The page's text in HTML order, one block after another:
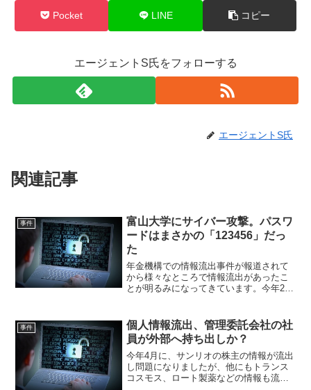
Pocket LINE コピー
エージェントS氏をフォローする
エージェントS氏
関連記事
事件
富山大学にサイバー攻撃。パスワ
ードはまさかの「123456」だっ
た
年金機構での情報流出事件が報道されて
から様々なところで情報流出があったこ
とが明るみになってきています。今年2
へのサイバー攻撃の踏み台とされていた
ことが明らかになりました。
事件
個人情報流出、管理委託会社の社
員が外部へ持ち出しか？
今年4月に、サンリオの株主の情報が流出
し問題になりましたが、他にもトランス
コスモス、ロート製薬などの情報も流出